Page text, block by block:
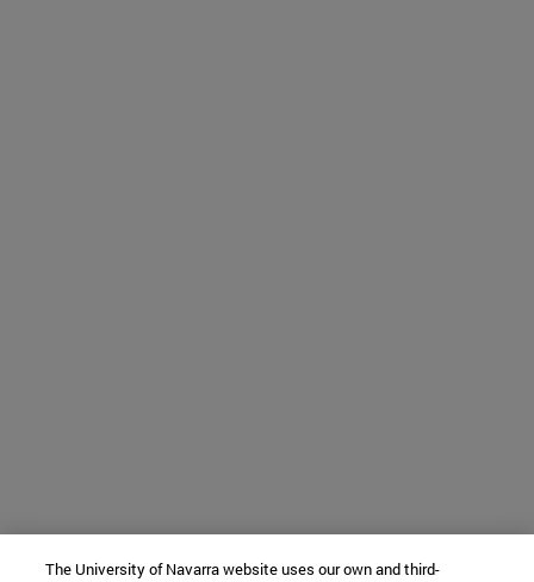
The University of Navarra website uses our own and third-